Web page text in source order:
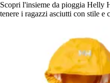
Scopri l'insieme da pioggia Helly
tenere i ragazzi asciutti con stile e